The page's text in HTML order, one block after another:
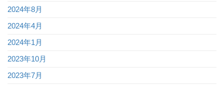
2024年8月
2024年4月
2024年1月
2023年10月
2023年7月